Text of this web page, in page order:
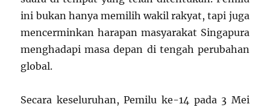
ini bukan hanya memilih wakil rakyat, tapi juga
mencerminkan harapan masyarakat Singapura
menghadapi masa depan di tengah perubahan
global.
Secara keseluruhan, Pemilu ke-14 pada 3 Mei